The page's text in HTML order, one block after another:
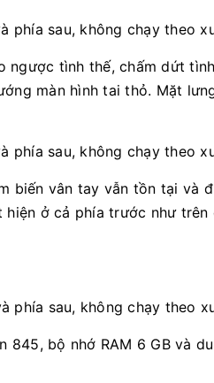
ngược tình thế, chấm dứt
màn hình tai thỏ. Mặt
biến vân tay vẫn tồn tại và
ở cả phía trước như
845, bộ nhớ RAM 6 GB và